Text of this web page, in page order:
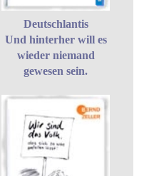
Deutschlantis
Und hinterher will es
wieder niemand
gewesen sein.